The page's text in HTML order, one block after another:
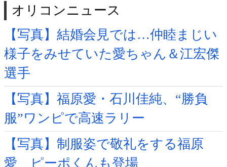
オリコンニュース
【写真】結婚会見では…仲睦まじい
様子をみせていた愛ちゃん＆江宏傑
選手
【写真】福原愛・石川佳純、“勝負
服”ワンピで高速ラリー
【写真】制服姿で敬礼をする福原
愛 ピーポくんも登場